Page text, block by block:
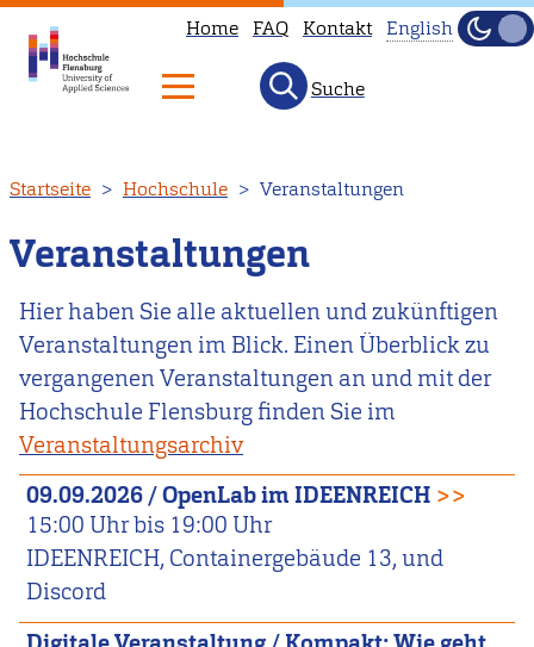
zum
Inhalt
Home FAQ Kontakt
English.
Head
page
English
Hell
Suche
Startseite Hochschule Veranstaltungen
Veranstaltungen
Hier haben Sie alle aktuellen und zukünftigen
Veranstaltungen im Blick. Einen Überblick zu
vergangenen Veranstaltungen an und mit der
Hochschule Flensburg finden Sie im
Veranstaltungsarchiv
09.09.2026/OpenLab im IDEENREICH >>
15:00 Uhr bis 19:00 Uhr
IDEENREICH, Containergebäude 13, und
Discord